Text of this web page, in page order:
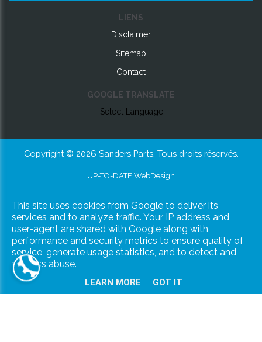
LIENS
Disclaimer
Sitemap
Contact
GOOGLE TRANSLATE
Select Language
Copyright © 2026 Sanders Parts. Tous droits réservés.
UP-TO-DATE WebDesign
This site uses cookies from Google to deliver its
services and to analyze traffic. Your IP address and
user-agent are shared with Google along with
performance and security metrics to ensure quality of
service, generate usage statistics, and to detect and
address abuse.
LEARN MORE GOT IT